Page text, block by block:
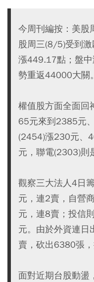
今周刊編按：美股
股周三(8/5)受到
漲449.17點；盤
勢重返44000大關。
權值股方面全面回
65元來到2385元
(2454)漲230元、
元，聯電(2303)則
觀察三大法人4日
元，連2賣，自營
元，連8賣；投信
元。由於外資連日
賣，砍出6380張，
面對近期台股動盪